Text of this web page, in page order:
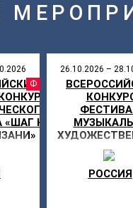
К
26.10.2026 –
ЗВЕЗДА»
РОССИЯ